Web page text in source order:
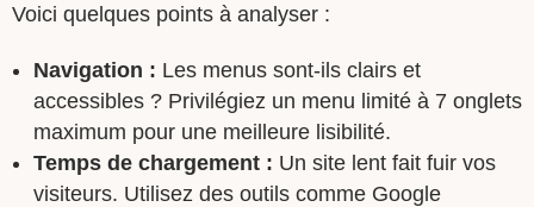
Voici quelques points à analyser :
Navigation : Les menus sont-ils clairs et
accessibles ? Privilégiez un menu limité à 7 onglets
maximum pour une meilleure lisibilité.
Temps de chargement : Un site lent fait fuir vos
visiteurs. Utilisez des outils comme Google